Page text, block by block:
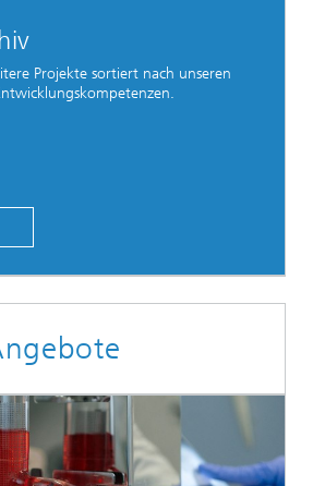
Projekte sortiert nach unseren